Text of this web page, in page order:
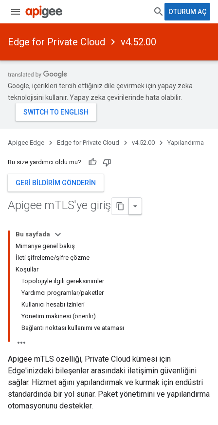
OTURUM AÇ
Edge for Private Cloud v4.52.00
Google, içerikleri tercih ettiğiniz dile çevirmek için yapay zeka
teknolojisini kullanır. Yapay zeka çevirilerinde hata olabilir.
Apigee Edge Edge for Private Cloud v4.52.00 Yapılandırma
Bu size yardımcı oldu mu?
GERI BILDIRIM GÖNDERIN
Apigee mTLS'ye giriş
Bu sayfada
Mimariye genel bakış
İleti şifreleme/şifre çözme
Koşullar
Topolojiyle ilgili gereksinimler
Yardımcı programlar/paketler
Kullanıcı hesabı izinleri
Yönetim makinesi (önerilir)
Bağlantı noktası kullanımı ve ataması
Apigee mTLS özelliği, Private Cloud kümesi için
Edge'inizdeki bileşenler arasındaki iletişimin güvenliğini
sağlar. Hizmet ağını yapılandırmak ve kurmak için endüstri
standardında bir yol sunar. Paket yönetimini ve yapılandırma
otomasyonunu destekler.